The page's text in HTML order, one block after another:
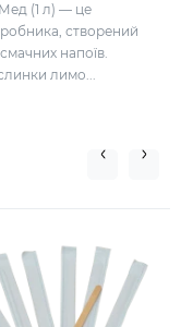
(1 л) — це
створений
напоїв.
лимо...